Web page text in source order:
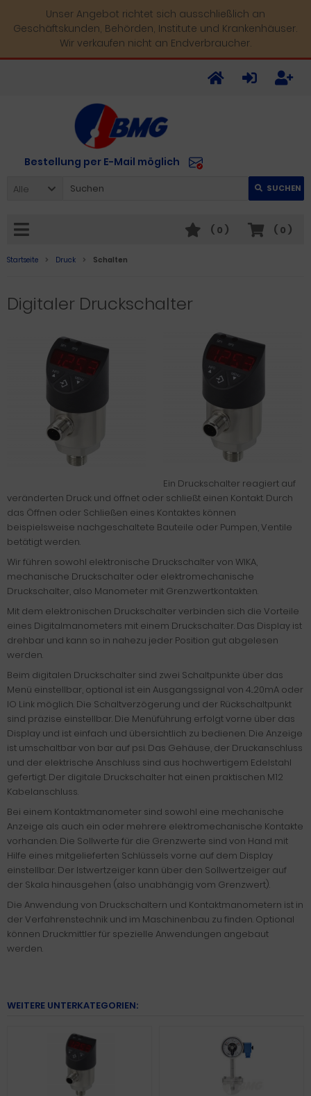
Unser Angebot richtet sich ausschließlich an
Geschäftskunden, Behörden, Institute und Krankenhäuser.
Wir verkaufen nicht an Endverbraucher.
Bestellung per E-Mail möglich
Alle SUCHEN
( 0 )
( 0 )
Startseite Druck Schalten
Digitaler Druckschalter
Ein Druckschalter reagiert auf
veränderten Druck und öffnet oder schließt einen Kontakt. Durch
das Öffnen oder Schließen eines Kontaktes können
beispielsweise nachgeschaltete Bauteile oder Pumpen, Ventile
betätigt werden.
Wir führen sowohl elektronische Druckschalter von WIKA,
mechanische Druckschalter oder elektromechanische
Druckschalter, also Manometer mit Grenzwertkontakten.
Mit dem elektronischen Druckschalter verbinden sich die Vorteile
eines Digitalmanometers mit einem Druckschalter. Das Display ist
drehbar und kann so in nahezu jeder Position gut abgelesen
werden.
Beim digitalen Druckschalter sind zwei Schaltpunkte über das
Menü einstellbar, optional ist ein Ausgangssignal von 4...20mA oder
IO Link möglich. Die Schaltverzögerung und der Rückschaltpunkt
sind präzise einstellbar. Die Menüführung erfolgt vorne über das
Display und ist einfach und übersichtlich zu bedienen. Die Anzeige
ist umschaltbar von bar auf psi. Das Gehäuse, der Druckanschluss
und der elektrische Anschluss sind aus hochwertigem Edelstahl
gefertigt. Der digitale Druckschalter hat einen praktischen M12
Kabelanschluss.
Bei einem Kontaktmanometer sind sowohl eine mechanische
Anzeige als auch ein oder mehrere elektromechanische Kontakte
vorhanden. Die Sollwerte für die Grenzwerte sind von Hand mit
Hilfe eines mitgelieferten Schlüssels vorne auf dem Display
einstellbar. Der Istwertzeiger kann über den Sollwertzeiger auf
der Skala hinausgehen (also unabhängig vom Grenzwert).
Die Anwendung von Druckschaltern und Kontaktmanometern ist in
der Verfahrenstechnik und im Maschinenbau zu finden. Optional
können Druckmittler für spezielle Anwendungen angebaut
werden.
WEITERE UNTERKATEGORIEN: